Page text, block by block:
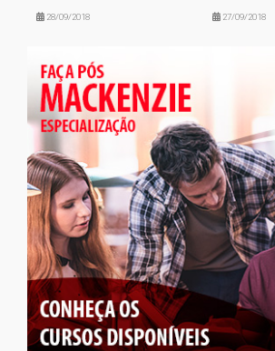
28/09/2018 27/09/2018